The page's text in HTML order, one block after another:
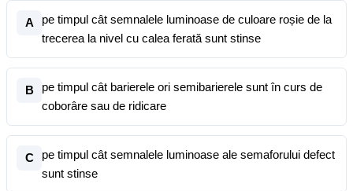
A
pe timpul cât semnalele luminoase de culoare roșie de la
trecerea la nivel cu calea ferată sunt stinse
B
pe timpul cât barierele ori semibarierele sunt în curs de
coborâre sau de ridicare
C
pe timpul cât semnalele luminoase ale semaforului defect
sunt stinse